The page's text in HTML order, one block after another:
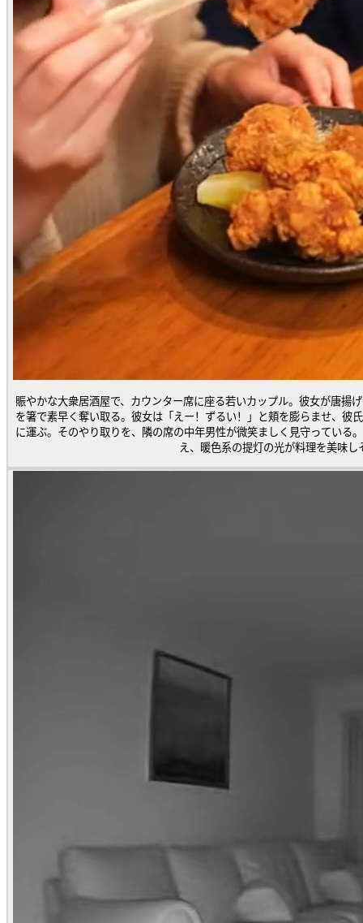
賑やかな大衆居酒屋で、カウンター席に座る若いカップル。彼女が唐揚
を箸で素早く奪い取る。彼女は「えー！ずるい！」と頬を膨らませ、彼
に運ぶ。そのやり取りを、隣の席の中年男性が微笑ましく見守っている
え、暖色系の提灯の光が料理を美味し